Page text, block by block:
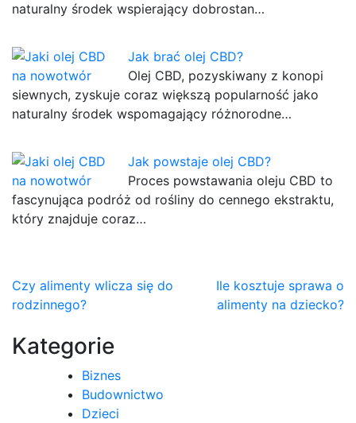
naturalny środek wspierający dobrostan…
Jak brać olej CBD?
Olej CBD, pozyskiwany z konopi
siewnych, zyskuje coraz większą popularność jako
naturalny środek wspomagający różnorodne…
Jak powstaje olej CBD?
Proces powstawania oleju CBD to
fascynująca podróż od rośliny do cennego ekstraktu,
który znajduje coraz…
Nawigacja
wpisu
Czy alimenty wlicza się do
rodzinnego?
Ile kosztuje sprawa o
alimenty na dziecko?
Kategorie
Biznes
Budownictwo
Dzieci